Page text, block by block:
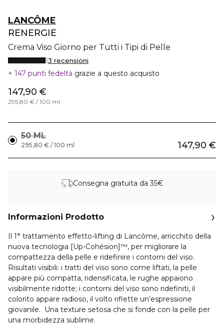
LANCÔME
RENERGIE
Crema Viso Giorno per Tutti i Tipi di Pelle
3 recensioni
147 punti fedeltà grazie a questo acquisto
147,90 €
295,80 € / 100 ml
50 ML
147,90 €
295,80 € / 100 ml
Consegna gratuita da 35€
Informazioni Prodotto
Il 1° trattamento effetto-lifting di Lancôme, arricchito della
nuova tecnologia [Up-Cohésion]™, per migliorare la
compattezza della pelle e ridefinire i contorni del viso.
Risultati visibili: i tratti del viso sono come liftati, la pelle
appare più compatta, ridensificata, le rughe appaiono
visibilmente ridotte; i contorni del viso sono ridefiniti, il
colorito appare radioso, il volto riflette un’espressione
giovanile. Una texture setosa che si fonde con la pelle per
una morbidezza sublime.